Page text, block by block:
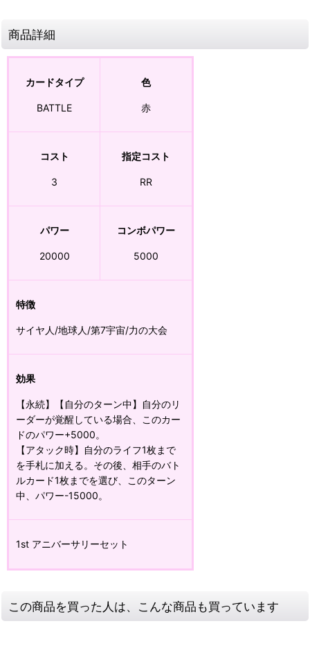
商品詳細
カードタイプ
BATTLE
色
赤
コスト
3
指定コスト
RR
パワー
20000
コンボパワー
5000
特徴
サイヤ人/地球人/第7宇宙/力の大会
効果
【永続】【自分のターン中】自分のリ
ーダーが覚醒している場合、このカー
ドのパワー+5000。
【アタック時】自分のライフ1枚まで
を手札に加える。その後、相手のバト
ルカード1枚までを選び、このターン
中、パワー-15000。
1st アニバーサリーセット
この商品を買った人は、こんな商品も買っています